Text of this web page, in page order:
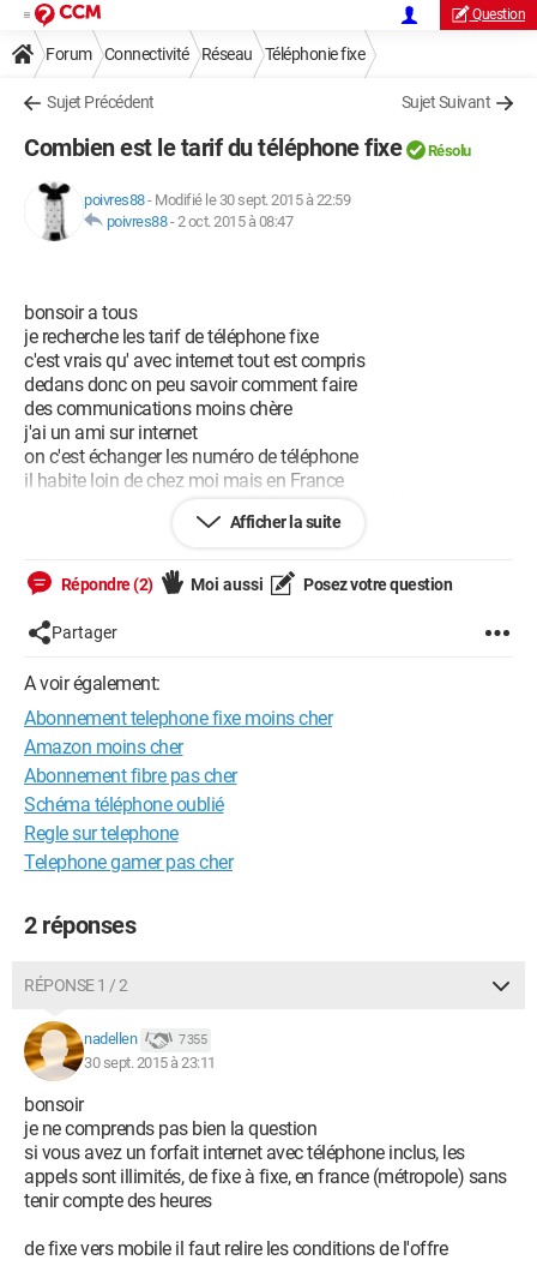
Question
Forum Connectivité Réseau Téléphonie fixe
Sujet Précédent Sujet Suivant
Combien est le tarif du téléphone fixe Résolu
poivres88- Modifié le 30 sept. 2015 à 22:59
poivres88-2 oct. 2015 à 08:47
bonsoir a tous
je recherche les tarif de téléphone fixe
c'est vrais qu' avec internet tout est compris
dedans donc on peu savoir comment faire
des communications moins chère
j'ai un ami sur internet
on c'est échanger les numéro de téléphone
il habite loin de chez moi mais en France
et j aurais aimer savoir a quelle heure ça fait moins
bonne soirée
Afficher la suite
Répondre (2) Moi aussi Posez votre question
Partager
A voir également:
Abonnement telephone fixe moins cher
Amazon moins cher
Abonnement fibre pas cher
Schéma téléphone oublié
Regle sur telephone
Telephone gamer pas cher
2 réponses
RÉPONSE 1 / 2
nadellen 7 355
30 sept. 2015 à 23:11
bonsoir
je ne comprends pas bien la question
si vous avez un forfait internet avec téléphone inclus, les
appels sont illimités, de fixe à fixe, en france (métropole) sans
tenir compte des heures
de fixe vers mobile il faut relire les conditions de l'offre